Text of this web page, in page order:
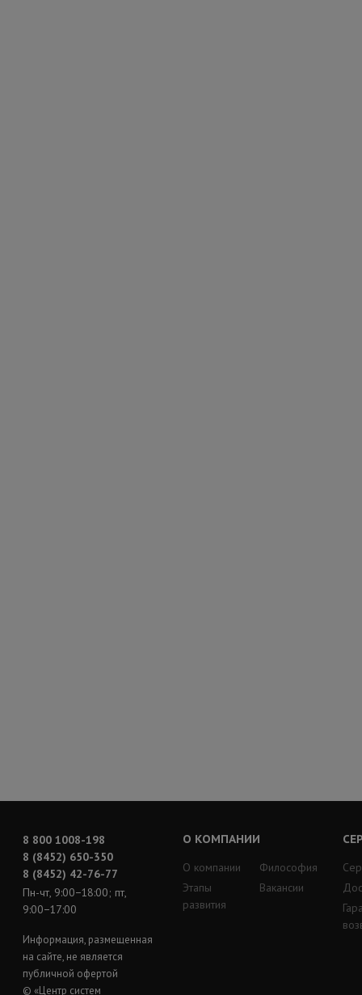
8 800 1008-198
8 (8452) 650-350
8 (8452) 42-76-77
Пн-чт, 9:00−18:00; пт,
9:00−17:00
Информация, размещенная
на сайте, не является
публичной офертой
© «Центр систем
О КОМПАНИИ
О компании
Этапы
развития
Философия
Вакансии